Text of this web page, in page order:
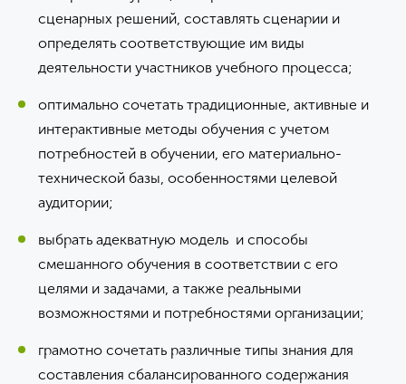
сценарных решений, составлять сценарии и
определять соответствующие им виды
деятельности участников учебного процесса;
оптимально сочетать традиционные, активные и
интерактивные методы обучения с учетом
потребностей в обучении, его материально-
технической базы, особенностями целевой
аудитории;
выбрать адекватную модель и способы
смешанного обучения в соответствии с его
целями и задачами, а также реальными
возможностями и потребностями организации;
грамотно сочетать различные типы знания для
составления сбалансированного содержания